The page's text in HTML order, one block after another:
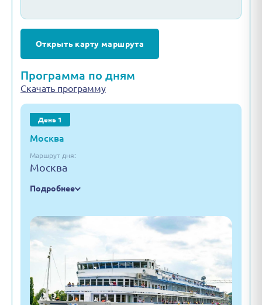
Открыть карту маршрута
Программа по дням
Скачать программу
День 1
Москва
Маршрут дня:
Москва
Подробнее